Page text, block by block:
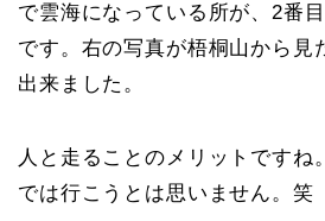
で雲海になっている所が、2番
です。右の写真が梧桐山から見
出来ました。
人と走ることのメリットですね
では行こうとは思いません。笑